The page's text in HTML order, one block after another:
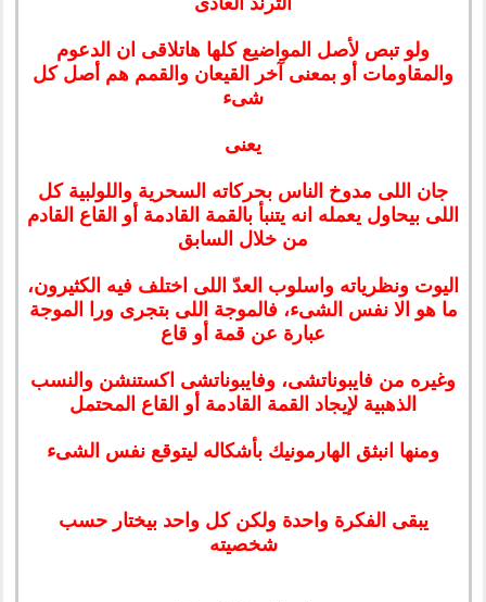
ولو تبص لأصل المواضيع كلها هاتلاقى ان الدعوم
والمقاومات أو بمعنى آخر القيعان والقمم هم أصل كل
شىء
يعنى
جان اللى مدوخ الناس بحركاته السحرية واللولبية كل
اللى بيحاول يعمله انه يتنبأ بالقمة القادمة أو القاع القادم
من خلال السابق
اليوت ونظرياته واسلوب العدّ اللى اختلف فيه الكثيرون،
ما هو الا نفس الشىء، فالموجة اللى بتجرى ورا الموجة
عبارة عن قمة أو قاع
وغيره من فايبوناتشى، وفايبوناتشى اكستنشن والنسب
الذهبية لإيجاد القمة القادمة أو القاع المحتمل
ومنها انبثق الهارمونيك بأشكاله ليتوقع نفس الشىء
يبقى الفكرة واحدة ولكن كل واحد بيختار حسب
شخصيته